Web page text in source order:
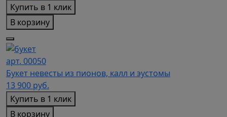
Купить в 1 клик
В корзину
арт. 00050
Букет невесты из пионов, калл и эустомы
13 900 руб.
Купить в 1 клик
В корзину